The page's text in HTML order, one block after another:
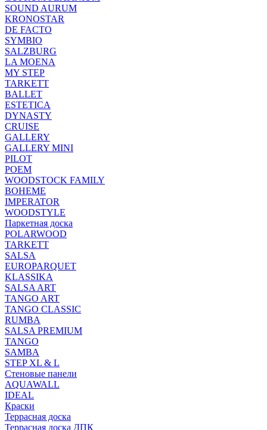
SOUND AURUM
KRONOSTAR
DE FACTO
SYMBIO
SALZBURG
LA MOENA
MY STEP
TARKETT
BALLET
ESTETICA
DYNASTY
CRUISE
GALLERY
GALLERY MINI
PILOT
POEM
WOODSTOCK FAMILY
BOHEME
IMPERATOR
WOODSTYLE
Паркетная доска
POLARWOOD
TARKETT
SALSA
EUROPARQUET
KLASSIKA
SALSA ART
TANGO ART
TANGO CLASSIC
RUMBA
SALSA PREMIUM
TANGO
SAMBA
STEP XL & L
Стеновые панели
AQUAWALL
IDEAL
Краски
Террасная доска
Террасная доска ДПК